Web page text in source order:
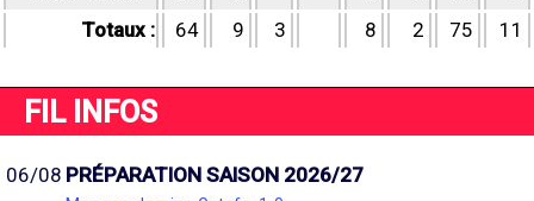
Totaux :
64 9 3 8 2 75 11
FIL INFOS
06/08 PRÉPARATION SAISON 2026/27